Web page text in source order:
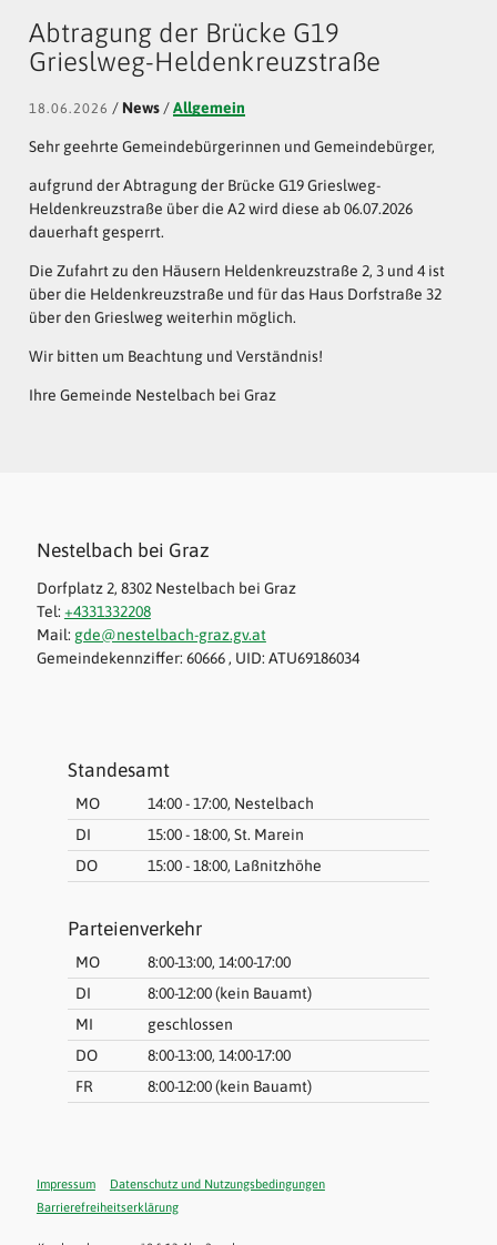
Abtragung der Brücke G19
Grieslweg-Heldenkreuzstraße
18.06.2026 / News/Allgemein
Sehr geehrte Gemeindebürgerinnen und Gemeindebürger,
aufgrund der Abtragung der Brücke G19 Grieslweg-
Heldenkreuzstraße über die A2 wird diese ab 06.07.2026
dauerhaft gesperrt.
Die Zufahrt zu den Häusern Heldenkreuzstraße 2, 3 und 4 ist
über die Heldenkreuzstraße und für das Haus Dorfstraße 32
über den Grieslweg weiterhin möglich.
Wir bitten um Beachtung und Verständnis!
Ihre Gemeinde Nestelbach bei Graz
Nestelbach bei Graz
Dorfplatz 2, 8302 Nestelbach bei Graz
Tel: +4331332208
Mail: gde@nestelbach-graz.gv.at
Gemeindekennziffer: 60666 , UID: ATU69186034
Standesamt
MO
14:00 - 17:00, Nestelbach
DI
15:00 - 18:00, St. Marein
DO
15:00 - 18:00, Laßnitzhöhe
Parteienverkehr
MO
8:00-13:00, 14:00-17:00
DI
8:00-12:00 (kein Bauamt)
MI
geschlossen
DO
8:00-13:00, 14:00-17:00
FR
8:00-12:00 (kein Bauamt)
Impressum
Datenschutz und Nutzungsbedingungen
Barrierefreiheitserklärung